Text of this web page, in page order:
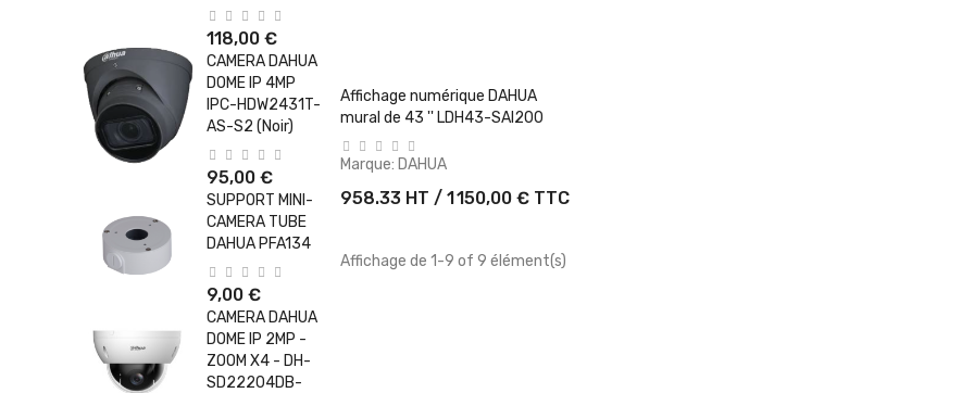
118,00 €
CAMERA DAHUA
DOME IP 4MP
IPC-HDW2431T-
AS-S2 (Noir)
95,00 €
SUPPORT MINI-
CAMERA TUBE
DAHUA PFA134
9,00 €
CAMERA DAHUA
DOME IP 2MP -
ZOOM X4 - DH-
SD22204DB-
+ Ajouter Au Panier
Affichage numérique DAHUA
mural de 43 '' LDH43-SAI200
Marque: DAHUA
958.33 HT / 1 150,00 € TTC
Affichage de 1-9 of 9 élément(s)